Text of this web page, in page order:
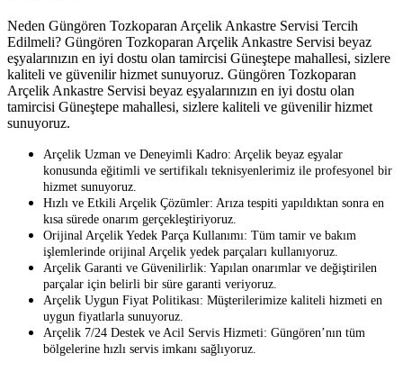
Neden Güngören Tozkoparan Arçelik Ankastre Servisi Tercih
Edilmeli? Güngören Tozkoparan Arçelik Ankastre Servisi beyaz
eşyalarınızın en iyi dostu olan tamircisi Güneştepe mahallesi, sizlere
kaliteli ve güvenilir hizmet sunuyoruz. Güngören Tozkoparan
Arçelik Ankastre Servisi beyaz eşyalarınızın en iyi dostu olan
tamircisi Güneştepe mahallesi, sizlere kaliteli ve güvenilir hizmet
sunuyoruz.
Arçelik Uzman ve Deneyimli Kadro: Arçelik beyaz eşyalar
konusunda eğitimli ve sertifikalı teknisyenlerimiz ile profesyonel bir
hizmet sunuyoruz.
Hızlı ve Etkili Arçelik Çözümler: Arıza tespiti yapıldıktan sonra en
kısa sürede onarım gerçekleştiriyoruz.
Orijinal Arçelik Yedek Parça Kullanımı: Tüm tamir ve bakım
işlemlerinde orijinal Arçelik yedek parçaları kullanıyoruz.
Arçelik Garanti ve Güvenilirlik: Yapılan onarımlar ve değiştirilen
parçalar için belirli bir süre garanti veriyoruz.
Arçelik Uygun Fiyat Politikası: Müşterilerimize kaliteli hizmeti en
uygun fiyatlarla sunuyoruz.
Arçelik 7/24 Destek ve Acil Servis Hizmeti: Güngören’nın tüm
bölgelerine hızlı servis imkanı sağlıyoruz.